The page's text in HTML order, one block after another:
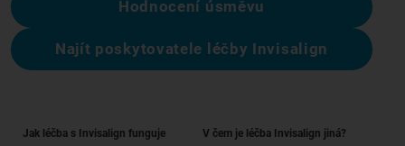
Hodnocení úsměvu
Najít poskytovatele léčby Invisalign
Jak léčba s Invisalign funguje V čem je léčba Invisalign jiná?